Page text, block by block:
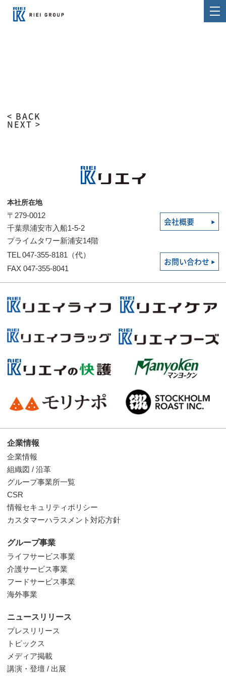
< BACK
NEXT >
本社所在地
〒279-0012
千葉県浦安市入船1-5-2
プライムタワー新浦安14階
会社概要
TEL 047-355-8181（代）
FAX 047-355-8041
お問い合わせ
企業情報
企業情報
組織図 / 沿革
グループ事業所一覧
CSR
情報セキュリティポリシー
カスタマーハラスメント対応方針
グループ事業
ライフサービス事業
介護サービス事業
フードサービス事業
海外事業
ニュースリリース
プレスリリース
トピックス
メディア掲載
講演・登壇 / 出展